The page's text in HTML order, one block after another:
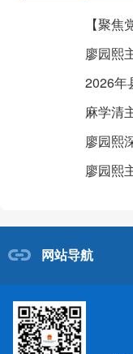
麻学清
网站导航